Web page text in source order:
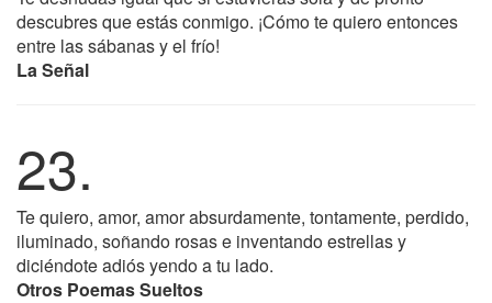
descubres que estás conmigo. ¡Cómo te quiero entonces
entre las sábanas y el frío!
La Señal
23.
Te quiero, amor, amor absurdamente, tontamente, perdido,
iluminado, soñando rosas e inventando estrellas y
diciéndote adiós yendo a tu lado.
Otros Poemas Sueltos